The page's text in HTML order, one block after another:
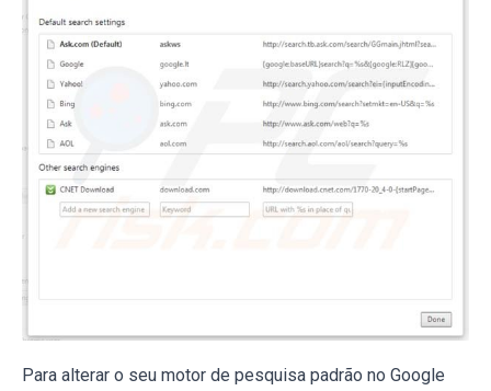
Para alterar o seu motor de pesquisa padrão no Google